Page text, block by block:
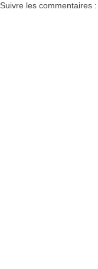
Suivre les commentaires :